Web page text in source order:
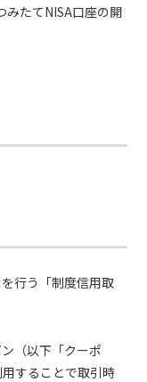
みたてNISA口座の開
行う「制度信用取
（以下「クーポ
することで取引時